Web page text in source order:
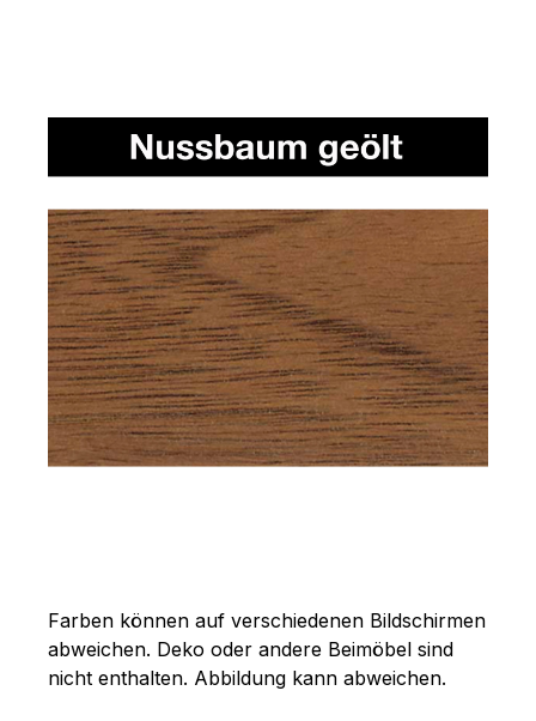
Farben können auf verschiedenen Bildschirmen
abweichen. Deko oder andere Beimöbel sind
nicht enthalten. Abbildung kann abweichen.